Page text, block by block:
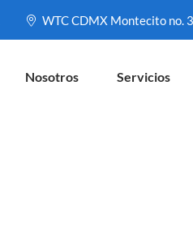
WTC CDMX Montecito no.
Nosotros Servicios